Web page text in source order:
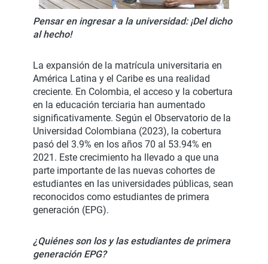
Pensar en ingresar a la universidad: ¡Del dicho
al hecho!
La expansión de la matrícula universitaria en
América Latina y el Caribe es una realidad
creciente. En Colombia, el acceso y la cobertura
en la educación terciaria han aumentado
significativamente. Según el Observatorio de la
Universidad Colombiana (2023), la cobertura
pasó del 3.9% en los años 70 al 53.94% en
2021. Este crecimiento ha llevado a que una
parte importante de las nuevas cohortes de
estudiantes en las universidades públicas, sean
reconocidos como estudiantes de primera
generación (EPG).
¿Quiénes son los y las estudiantes de primera
generación EPG?